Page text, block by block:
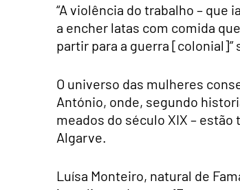
“A violência do trabalho – que
a encher latas com comida
partir para a guerra [colonial]”
O universo das mulheres
António, onde, segundo
meados do século XIX –
Algarve.
Luísa Monteiro, natural de